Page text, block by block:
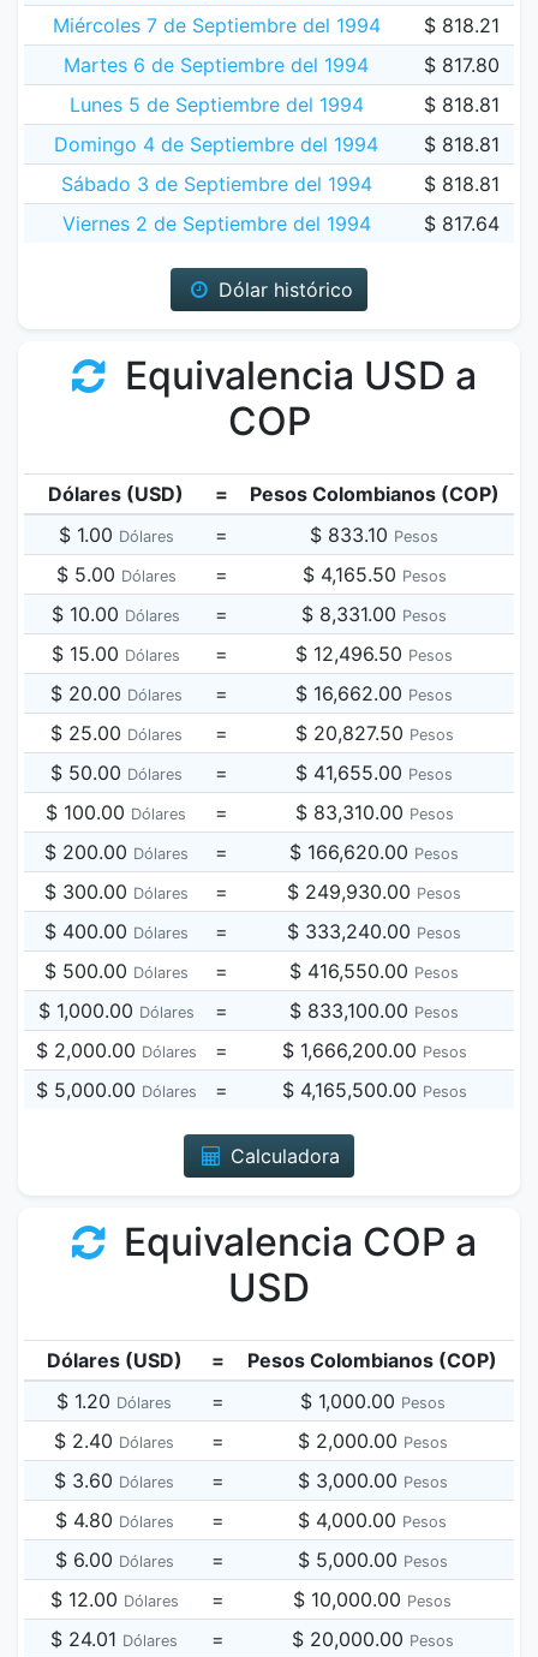
Miércoles 7 de Septiembre del 1994
$ 818.21
Martes 6 de Septiembre del 1994
$ 817.80
Lunes 5 de Septiembre del 1994
$ 818.81
Domingo 4 de Septiembre del 1994
$ 818.81
Sábado 3 de Septiembre del 1994
$ 818.81
Viernes 2 de Septiembre del 1994
$ 817.64
Dólar histórico
Equivalencia USD a
COP
Dólares (USD) =
Pesos Colombianos (COP)
$ 1.00 Dólares = $ 833.10 Pesos
$ 5.00 Dólares = $ 4,165.50 Pesos
$ 10.00 Dólares = $ 8,331.00 Pesos
$ 15.00 Dólares = $ 12,496.50 Pesos
$ 20.00 Dólares = $ 16,662.00 Pesos
$ 25.00 Dólares = $ 20,827.50 Pesos
$ 50.00 Dólares = $ 41,655.00 Pesos
$ 100.00 Dólares = $ 83,310.00 Pesos
$ 200.00 Dólares = $ 166,620.00 Pesos
$ 300.00 Dólares = $ 249,930.00 Pesos
$ 400.00 Dólares = $ 333,240.00 Pesos
$ 500.00 Dólares = $ 416,550.00 Pesos
$ 1,000.00 Dólares = $ 833,100.00 Pesos
$ 2,000.00 Dólares = $ 1,666,200.00 Pesos
$ 5,000.00 Dólares = $ 4,165,500.00 Pesos
Calculadora
Equivalencia COP a
USD
Dólares (USD) =
Pesos Colombianos (COP)
$ 1.20 Dólares = $ 1,000.00 Pesos
$ 2.40 Dólares = $ 2,000.00 Pesos
$ 3.60 Dólares = $ 3,000.00 Pesos
$ 4.80 Dólares = $ 4,000.00 Pesos
$ 6.00 Dólares = $ 5,000.00 Pesos
$ 12.00 Dólares = $ 10,000.00 Pesos
$ 24.01 Dólares = $ 20,000.00 Pesos